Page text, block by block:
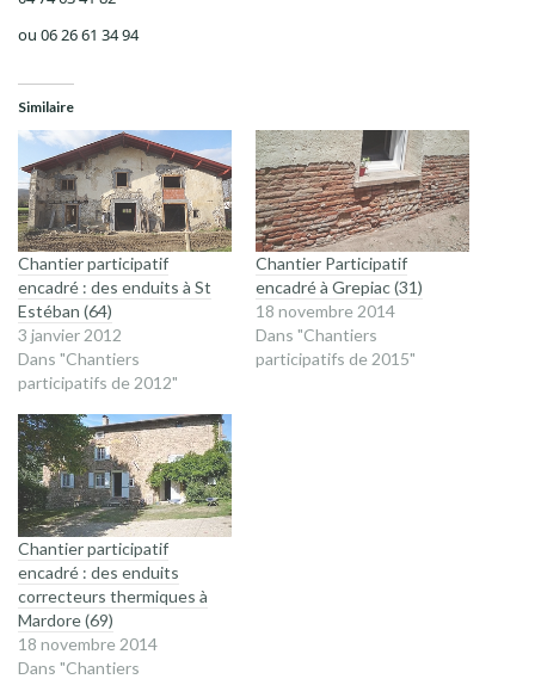
ou 06 26 61 34 94
Similaire
Chantier participatif
encadré : des enduits à St
Estéban (64)
3 janvier 2012
Dans "Chantiers
participatifs de 2012"
Chantier Participatif
encadré à Grepiac (31)
18 novembre 2014
Dans "Chantiers
participatifs de 2015"
Chantier participatif
encadré : des enduits
correcteurs thermiques à
Mardore (69)
18 novembre 2014
Dans "Chantiers